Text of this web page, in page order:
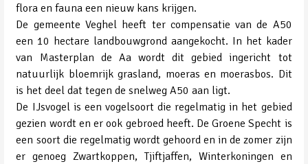
flora en fauna een nieuw kans krijgen.
De gemeente Veghel heeft ter compensatie van de A50
een 10 hectare landbouwgrond aangekocht. In het kader
van Masterplan de Aa wordt dit gebied ingericht tot
natuurlijk bloemrijk grasland, moeras en moerasbos. Dit
is het deel dat tegen de snelweg A50 aan ligt.
De IJsvogel is een vogelsoort die regelmatig in het gebied
gezien wordt en er ook gebroed heeft. De Groene Specht is
een soort die regelmatig wordt gehoord en in de zomer zijn
er genoeg Zwartkoppen, Tjiftjaffen, Winterkoningen en